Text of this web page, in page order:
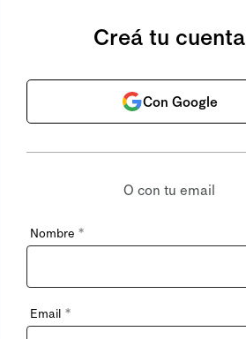
Creá tu cuenta
Con Google
O con tu email
Nombre *
Email *